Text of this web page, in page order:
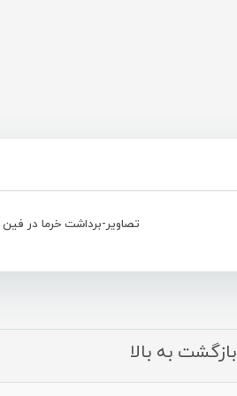
تصاویر-برداشت خرما در فین
بازگشت به بالا